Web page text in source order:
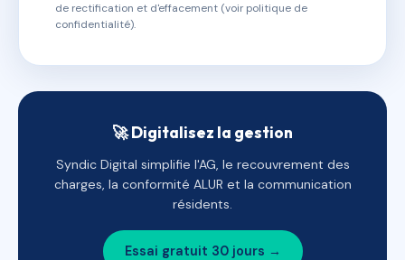
de rectification et d'effacement (voir politique de
confidentialité).
🚀 Digitalisez la gestion
Syndic Digital simplifie l'AG, le recouvrement des
charges, la conformité ALUR et la communication
résidents.
Essai gratuit 30 jours →